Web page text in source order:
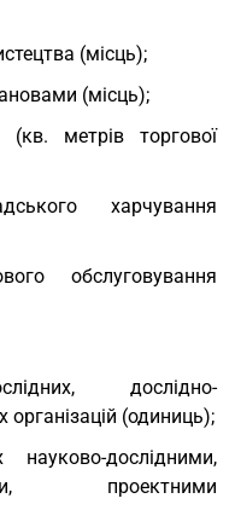
(місць);
(місць);
(кв. метрів торгової
харчування
обслуговування
дослідно-
(одиниць);
дослідними,
проектними